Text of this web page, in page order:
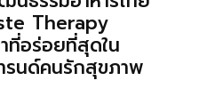
Therapy
ที่อร่อยที่สุดใน
รนด์คนรักสุขภาพ